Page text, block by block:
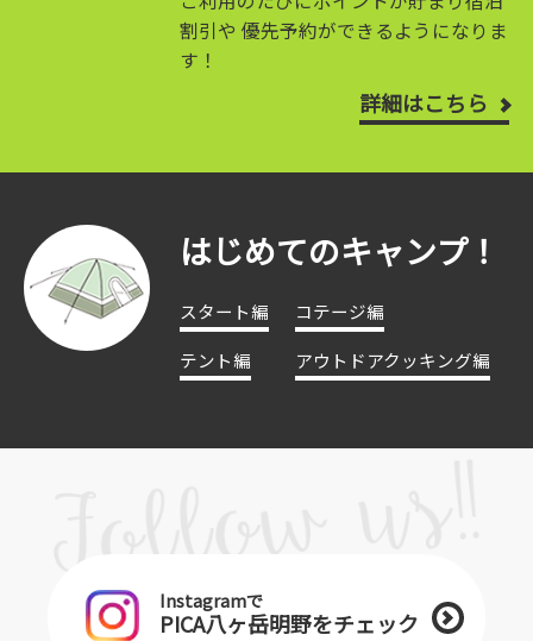
割引や 優先予約ができるようになりま
す！
詳細はこちら
はじめてのキャンプ！
スタート編
コテージ編
テント編
アウトドアクッキング編
Instagramで
PICA八ヶ岳明野をチェック